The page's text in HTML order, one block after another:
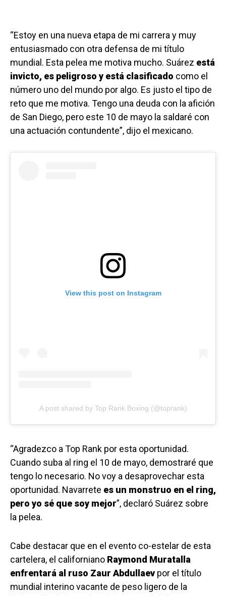
“Estoy en una nueva etapa de mi carrera y muy
entusiasmado con otra defensa de mi título
mundial. Esta pelea me motiva mucho. Suárez está
invicto, es peligroso y está clasificado como el
número uno del mundo por algo. Es justo el tipo de
reto que me motiva. Tengo una deuda con la afición
de San Diego, pero este 10 de mayo la saldaré con
una actuación contundente”, dijo el mexicano.
View this post on Instagram
A post shared by Top Rank Boxing (@toprank)
“Agradezco a Top Rank por esta oportunidad.
Cuando suba al ring el 10 de mayo, demostraré que
tengo lo necesario. No voy a desaprovechar esta
oportunidad. Navarrete es un monstruo en el ring,
pero yo sé que soy mejor”, declaró Suárez sobre
la pelea.
Cabe destacar que en el evento co-estelar de esta
cartelera, el californiano Raymond Muratalla
enfrentará al ruso Zaur Abdullaev por el título
mundial interino vacante de peso ligero de la